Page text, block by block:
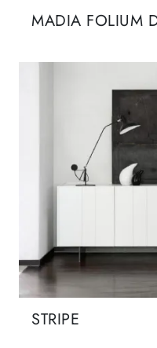
MADIA FOLIUM
STRIPE